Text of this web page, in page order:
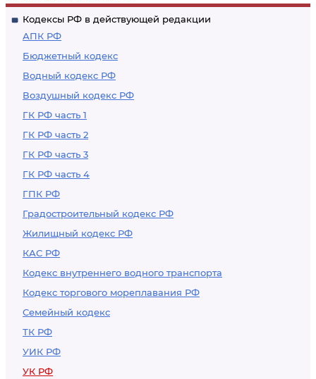
Кодексы РФ в действующей редакции
АПК РФ
Бюджетный кодекс
Водный кодекс РФ
Воздушный кодекс РФ
ГК РФ часть 1
ГК РФ часть 2
ГК РФ часть 3
ГК РФ часть 4
ГПК РФ
Градостроительный кодекс РФ
Жилищный кодекс РФ
КАС РФ
Кодекс внутреннего водного транспорта
Кодекс торгового мореплавания РФ
Семейный кодекс
ТК РФ
УИК РФ
УК РФ
законодательством
Российской
Федерации об
иностранных агентах
Федерации
иностранной или
иностранных
некоммерческих